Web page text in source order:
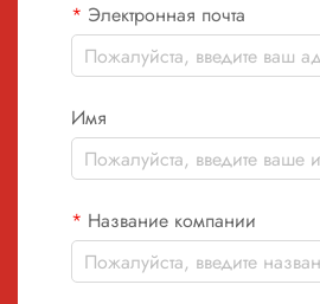
Электронная почта
Имя
Название компании